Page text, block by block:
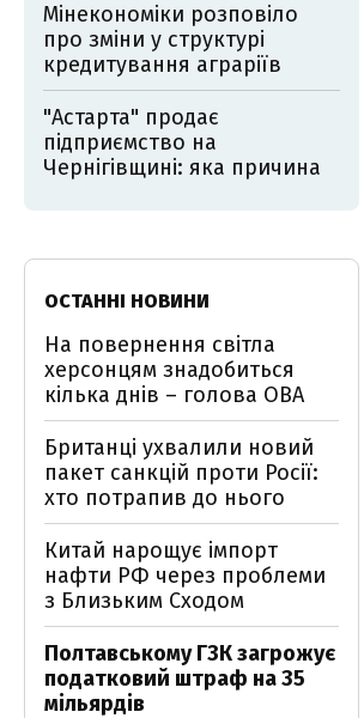
Мінекономіки розповіло
про зміни у структурі
кредитування аграріїв
"Астарта" продає
підприємство на
Чернігівщині: яка причина
ОСТАННІ НОВИНИ
На повернення світла
херсонцям знадобиться
кілька днів – голова ОВА
Британці ухвалили новий
пакет санкцій проти Росії:
хто потрапив до нього
Китай нарощує імпорт
нафти РФ через проблеми
з Близьким Сходом
Полтавському ГЗК загрожує
податковий штраф на 35
мільярдів